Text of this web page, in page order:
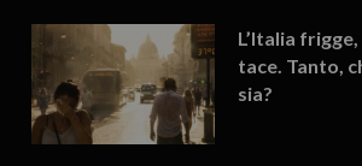
L’Italia
tace. Tanto,
sia?